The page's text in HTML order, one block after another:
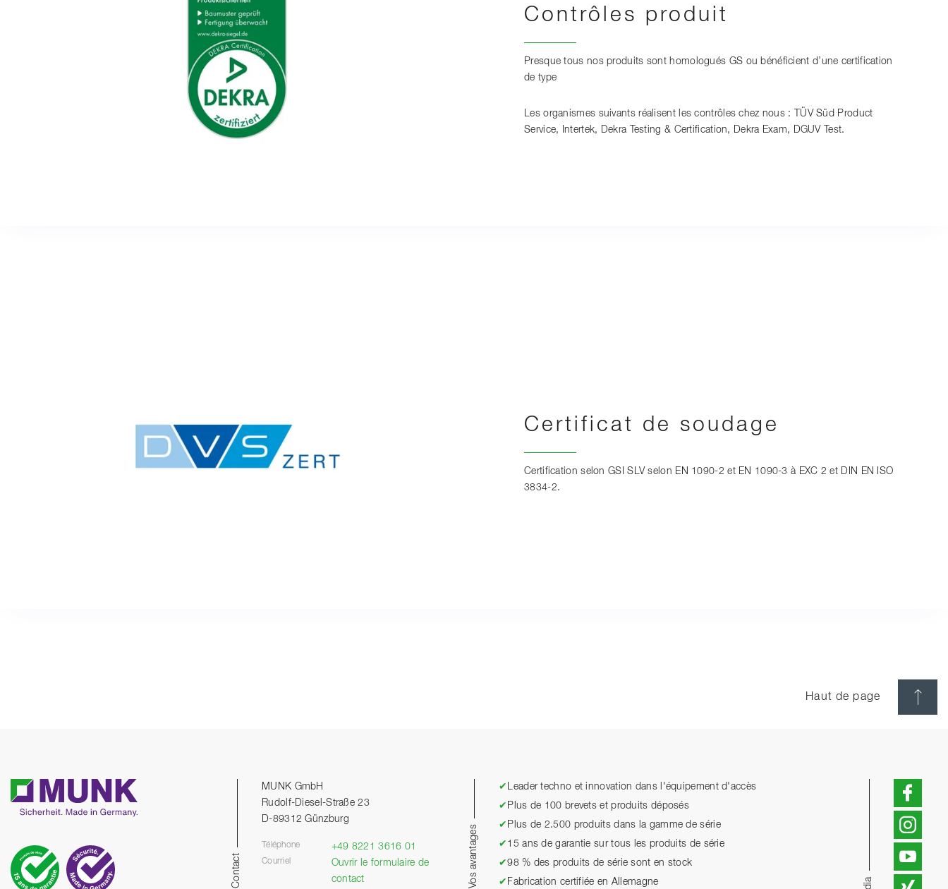
Contrôles produit
Presque tous nos produits sont homologués GS ou bénéficient d’une certification
de type
Les organismes suivants réalisent les contrôles chez nous : TÜV Süd Product
Service, Intertek, Dekra Testing & Certification, Dekra Exam, DGUV Test.
Certificat de soudage
Certification selon GSI SLV selon EN 1090-2 et EN 1090-3 à EXC 2 et DIN EN ISO
3834-2.
Haut de page
Contact
MUNK GmbH
Rudolf-Diesel-Straße 23
D-89312 Günzburg
Téléphone +49 8221 3616 01
Courriel
Ouvrir le formulaire de
contact
Vos avantages
✔ Leader techno et innovation dans l'équipement d'accès
✔ Plus de 100 brevets et produits déposés
✔ Plus de 2.500 produits dans la gamme de série
✔ 15 ans de garantie sur tous les produits de série
✔98 % des produits de série sont en stock
✔ Fabrication certifiée en Allemagne